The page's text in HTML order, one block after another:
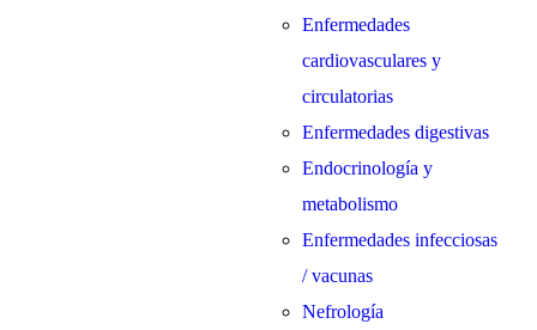
Enfermedades
cardiovasculares y
circulatorias
Enfermedades digestivas
Endocrinología y
metabolismo
Enfermedades infecciosas
/ vacunas
Nefrología